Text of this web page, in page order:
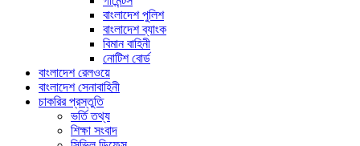
বাংলাদেশ পুলিশ
বাংলাদেশ ব্যাংক
বিমান বাহিনী
নোটিশ বোর্ড
বাংলাদেশ রেলওয়ে
বাংলাদেশ সেনাবাহিনী
চাকরির প্রস্তুতি
ভর্তি তথ্য
শিক্ষা সংবাদ